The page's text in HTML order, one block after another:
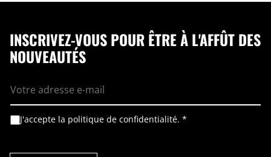
INSCRIVEZ-VOUS POUR ÊTRE À L'AFFÛT DES
NOUVEAUTÉS
-
a
i
l
A
o
A
c
J'accepte la politique de confidentialité. *